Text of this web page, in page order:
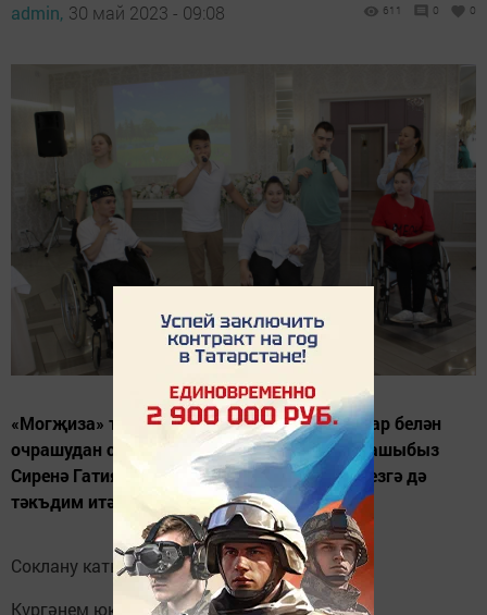
admin, 30 май 2023 - 09:08 611 0 0
«Могҗиза» театрынде шөгельләнүче балалар белән
очрашудан соң туган шигырем, дип райондашыбыз
Сиренә Гатиятова шигырь юллады безгә. Сезгә дә
тәкъдим итәбез.
Соклану катыш үкенү
Күргәнем юк Сезнең кебек матурларны,